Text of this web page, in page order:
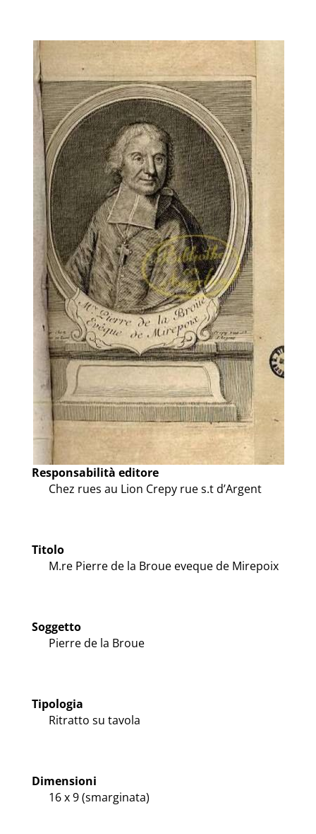
Responsabilità editore
Chez rues au Lion Crepy rue s.t d’Argent
Titolo
M.re Pierre de la Broue eveque de Mirepoix
Soggetto
Pierre de la Broue
Tipologia
Ritratto su tavola
Dimensioni
16 x 9 (smarginata)